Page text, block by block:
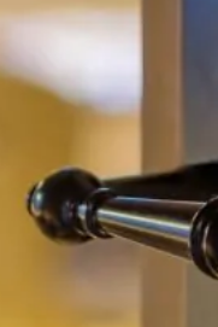
Kässpatzen
Dessertkreationen.
Restaurants
Auf unserer
Bergpanorama,
sondern auch
mit Sahne.
Ob bei einem
unseren schönen